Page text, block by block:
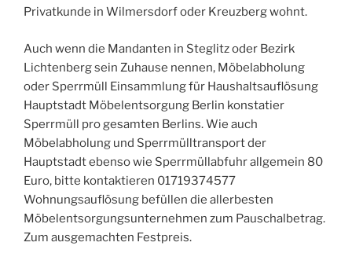
Privatkunde in Wilmersdorf oder Kreuzberg wohnt.
Auch wenn die Mandanten in Steglitz oder Bezirk
Lichtenberg sein Zuhause nennen, Möbelabholung
oder Sperrmüll Einsammlung für Haushaltsauflösung
Hauptstadt Möbelentsorgung Berlin konstatier
Sperrmüll pro gesamten Berlins. Wie auch
Möbelabholung und Sperrmülltransport der
Hauptstadt ebenso wie Sperrmüllabfuhr allgemein 80
Euro, bitte kontaktieren 01719374577
Wohnungsauflösung befüllen die allerbesten
Möbelentsorgungsunternehmen zum Pauschalbetrag.
Zum ausgemachten Festpreis.